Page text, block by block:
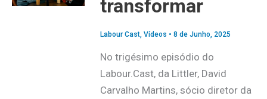
transformar
Labour Cast, Vídeos • 8 de Junho, 2025
No trigésimo episódio do
Labour.Cast, da Littler, David
Carvalho Martins, sócio diretor da